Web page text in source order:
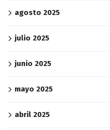
agosto 2025
julio 2025
junio 2025
mayo 2025
abril 2025